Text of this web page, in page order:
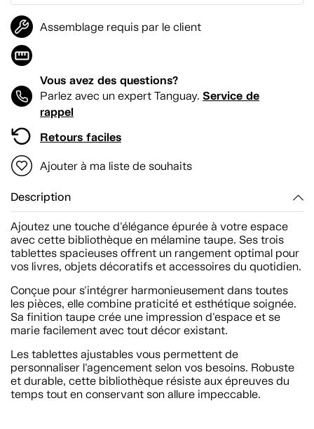
Assemblage requis par le client
Vous avez des questions?
Parlez avec un expert Tanguay. Service de
rappel
Retours faciles
Ajouter à ma liste de souhaits
Description
Ajoutez une touche d'élégance épurée à votre espace
avec cette bibliothèque en mélamine taupe. Ses trois
tablettes spacieuses offrent un rangement optimal pour
vos livres, objets décoratifs et accessoires du quotidien.
Conçue pour s'intégrer harmonieusement dans toutes
les pièces, elle combine praticité et esthétique soignée.
Sa finition taupe crée une impression d'espace et se
marie facilement avec tout décor existant.
Les tablettes ajustables vous permettent de
personnaliser l'agencement selon vos besoins. Robuste
et durable, cette bibliothèque résiste aux épreuves du
temps tout en conservant son allure impeccable.